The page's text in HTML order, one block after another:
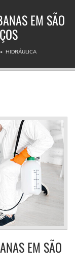
EM SÃO
HIDRÁULICA
EM SÃO